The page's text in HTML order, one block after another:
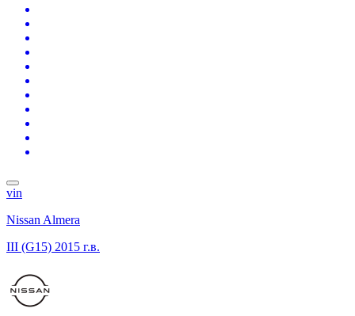
vin
Nissan Almera
III (G15) 2015 г.в.